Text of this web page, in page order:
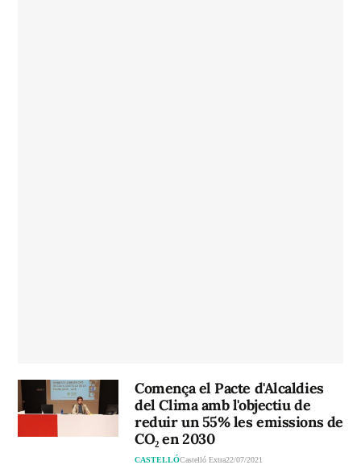
Comença el Pacte d'Alcaldies
del Clima amb l'objectiu de
reduir un 55% les emissions de
CO₂ en 2030
CASTELLÓCastelló Extra22/07/2021